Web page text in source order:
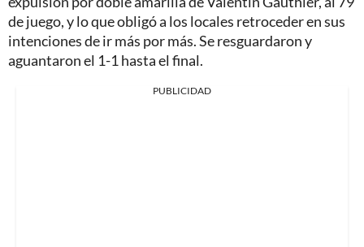
de juego, y lo que obligó a los locales retroceder en sus
intenciones de ir más por más. Se resguardaron y
aguantaron el 1-1 hasta el final.
PUBLICIDAD